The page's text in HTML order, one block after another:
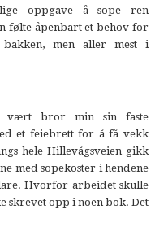
oppgave å sope ren
følte åpenbart et behov for
men aller mest i
vært bror min sin faste
et feiebrett for å få vekk
hele Hillevågsveien gikk
med sopekoster i hendene
Hvorfor arbeidet skulle
opp i noen bok. Det